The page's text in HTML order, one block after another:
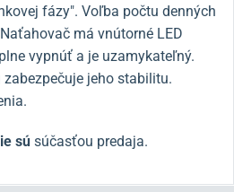
fázy". Voľba počtu denných
má vnútorné LED
vypnúť a je uzamykateľný.
jeho stabilitu.
sú súčasťou predaja.